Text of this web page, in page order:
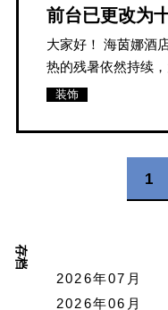
前台已更改为
大家好！ 海茵娜酒
热的残暑依然持续
装饰
1
存档
2026年07月
2026年06月